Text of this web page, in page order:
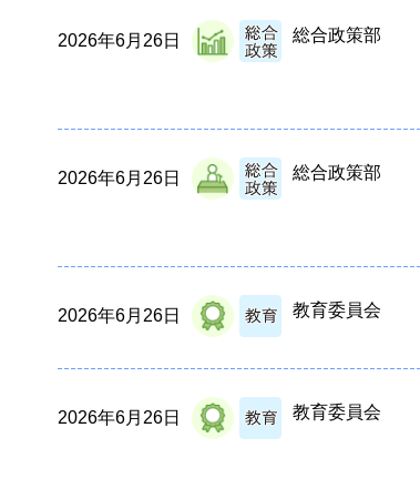
2026年6月26日 総合政策部
2026年6月26日 総合政策部
2026年6月26日 教育委員会
2026年6月26日 教育委員会